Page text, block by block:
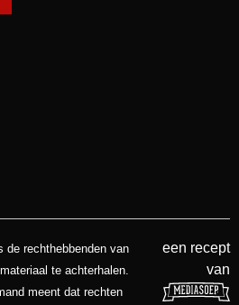
de rechthebbenden van
te achterhalen.
meent dat rechten
een recept
van